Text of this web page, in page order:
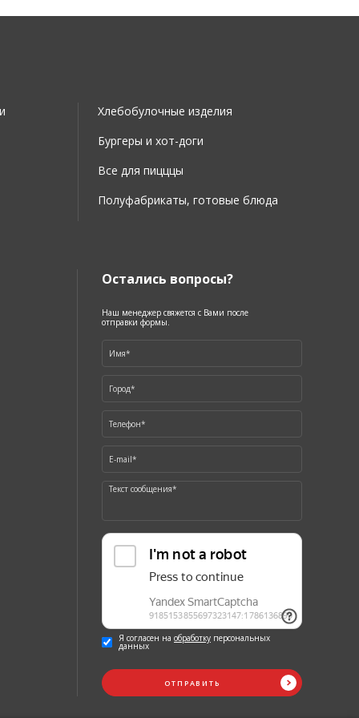
Хлебобулочные изделия
Бургеры и хот-доги
Все для пицццы
Полуфабрикаты, готовые блюда
Остались вопросы?
Наш менеджер свяжется с Вами после
отправки формы.
Я согласен на обработкуперсональных
данных
ОТПРАВИТЬ